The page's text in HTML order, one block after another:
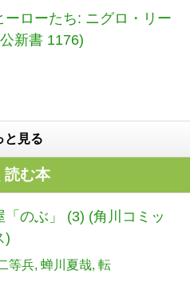
ーローたち: ニグロ・リー
新書 1176)
と見る
読む本
「のぶ」 (3) (角川コミッ
)
等兵 蝉川夏哉 転